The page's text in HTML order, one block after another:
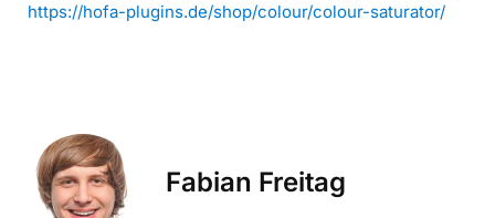
https://hofa-plugins.de/shop/colour/colour-saturator/
Fabian Freitag